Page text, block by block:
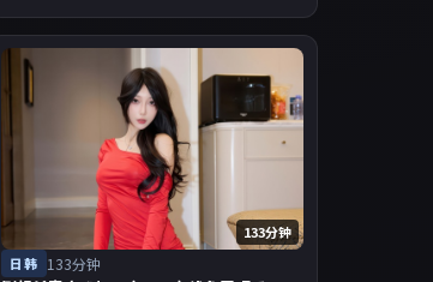
133分钟
日韩 133分钟